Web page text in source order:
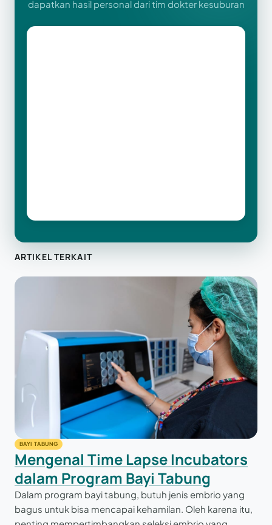
dapatkan hasil personal dari tim dokter kesuburan
ARTIKEL TERKAIT
BAYI TABUNG
Mengenal Time Lapse Incubators
dalam Program Bayi Tabung
Dalam program bayi tabung, butuh jenis embrio yang
bagus untuk bisa mencapai kehamilan. Oleh karena itu,